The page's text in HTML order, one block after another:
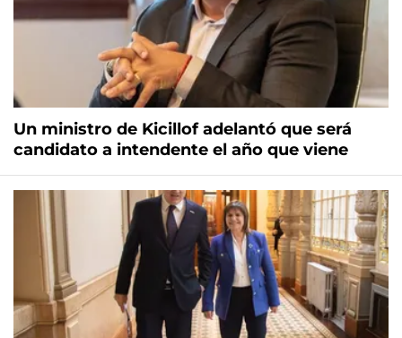
Un ministro de Kicillof adelantó que será
candidato a intendente el año que viene